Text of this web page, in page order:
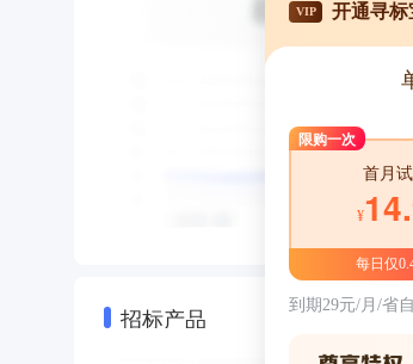
招标产品
VIP 开通寻标
限购一次
首月
¥
每日仅
到期29元/月/省